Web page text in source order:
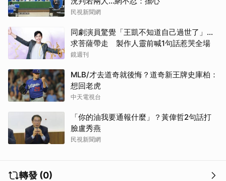
民視新聞網
同劇演員驚覺「王凱不知道自己過世了」...
求菩薩帶走 製作人靈前喊1句話惹哭全場
鏡週刊
MLB/才去道奇就後悔？道奇新王牌史庫柏：
想回老虎
中天電視台
「你的油我要通報什麼」？黃偉哲2句話打
臉盧秀燕
民視新聞網
轉發 (0)